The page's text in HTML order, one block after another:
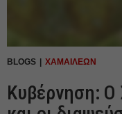
BLOGS ΧΑΜΑΙΛΕΩΝ
Κυβέρνηση: Ο